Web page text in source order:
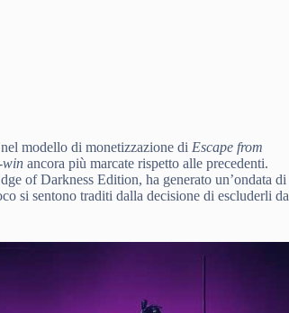
modello di monetizzazione di Escape from
win ancora più marcate rispetto alle precedenti.
of Darkness Edition, ha generato un’ondata di
si sentono traditi dalla decisione di escluderli da